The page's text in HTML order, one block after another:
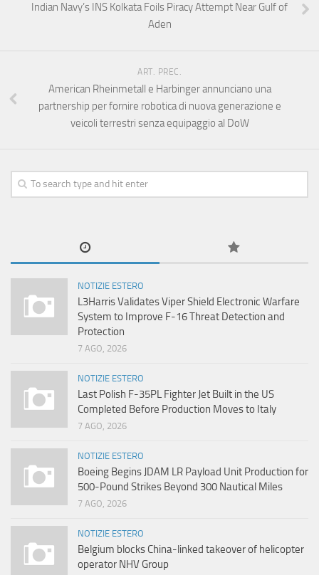
Indian Navy’s INS Kolkata Foils Piracy Attempt Near Gulf of
Aden
ART. PREC.
American Rheinmetall e Harbinger annunciano una
partnership per fornire robotica di nuova generazione e
veicoli terrestri senza equipaggio al DoW
NOTIZIE ESTERO
L3Harris Validates Viper Shield Electronic Warfare
System to Improve F-16 Threat Detection and
Protection
7 AGO, 2026
NOTIZIE ESTERO
Last Polish F-35PL Fighter Jet Built in the US
Completed Before Production Moves to Italy
7 AGO, 2026
NOTIZIE ESTERO
Boeing Begins JDAM LR Payload Unit Production for
500-Pound Strikes Beyond 300 Nautical Miles
7 AGO, 2026
NOTIZIE ESTERO
Belgium blocks China-linked takeover of helicopter
operator NHV Group